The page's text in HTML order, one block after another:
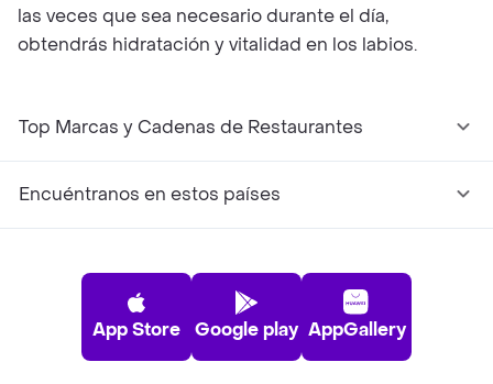
las veces que sea necesario durante el día,
obtendrás hidratación y vitalidad en los labios.
Top Marcas y Cadenas de Restaurantes
Encuéntranos en estos países
App Store Google play AppGallery